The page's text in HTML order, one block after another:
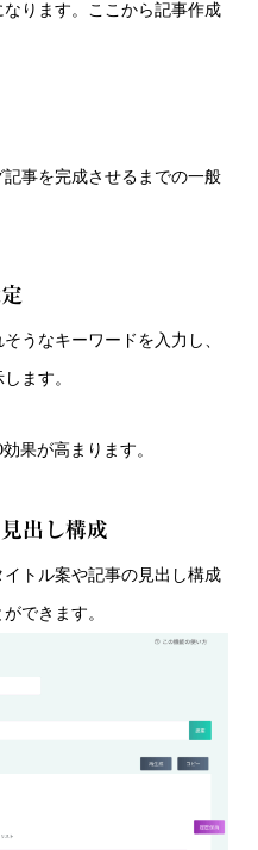
ります。ここから記事作成
事を完成させるまでの一般
うなキーワードを入力し、
ます。
果が高まります。
出し構成
トル案や記事の見出し構成
できます。